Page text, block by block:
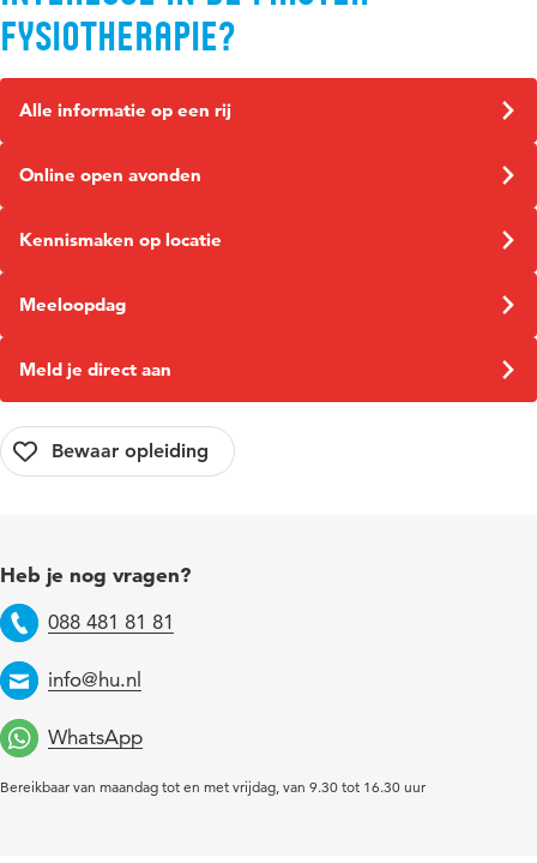
Fysiotherapie?
Alle informatie op een rij
Online open avonden
Kennismaken op locatie
Meeloopdag
Meld je direct aan
Heb je nog vragen?
Telefoon
088 481 81 81
Email
info@hu.nl
WhatsApp
Bereikbaar van maandag tot en met vrijdag, van 9.30 tot 16.30 uur